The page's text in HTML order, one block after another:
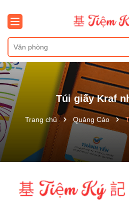
Túi giấy Kraf
Trang chủ Quảng Cáo